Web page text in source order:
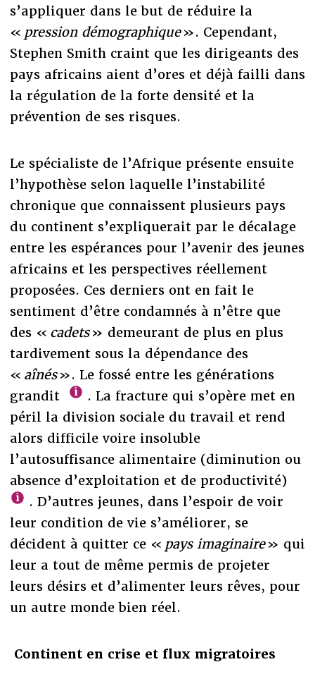
s’appliquer dans le but de réduire la
« pression démographique». Cependant,
Stephen Smith craint que les dirigeants des
pays africains aient d’ores et déjà failli dans
la régulation de la forte densité et la
prévention de ses risques.
Le spécialiste de l’Afrique présente ensuite
l’hypothèse selon laquelle l’instabilité
chronique que connaissent plusieurs pays
du continent s’expliquerait par le décalage
entre les espérances pour l’avenir des jeunes
africains et les perspectives réellement
proposées. Ces derniers ont en fait le
sentiment d’être condamnés à n’être que
des « cadets» demeurant de plus en plus
tardivement sous la dépendance des
« aînés». Le fossé entre les générations
grandit
. La fracture qui s’opère met en
péril la division sociale du travail et rend
alors difficile voire insoluble
l’autosuffisance alimentaire (diminution ou
absence d’exploitation et de productivité)
. D’autres jeunes, dans l’espoir de voir
leur condition de vie s’améliorer, se
décident à quitter ce « pays imaginaire» qui
leur a tout de même permis de projeter
leurs désirs et d’alimenter leurs rêves, pour
un autre monde bien réel.
Continent en crise et flux migratoires